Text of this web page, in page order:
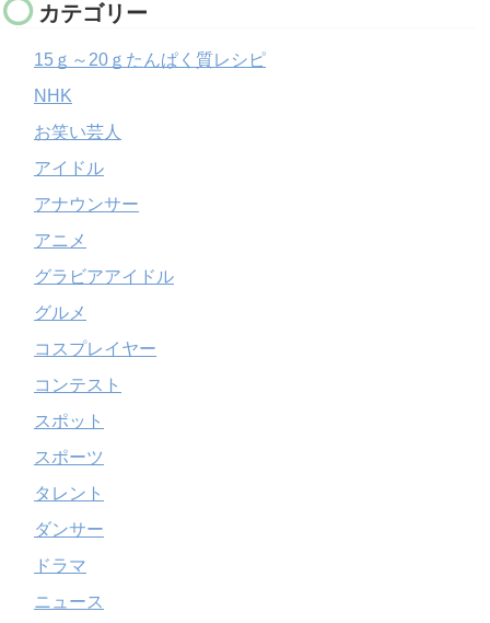
カテゴリー
15ｇ～20ｇたんぱく質レシピ
NHK
お笑い芸人
アイドル
アナウンサー
アニメ
グラビアアイドル
グルメ
コスプレイヤー
コンテスト
スポット
スポーツ
タレント
ダンサー
ドラマ
ニュース